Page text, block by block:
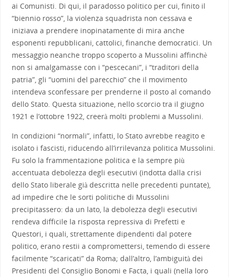
ai Comunisti. Di qui, il paradosso politico per cui, finito il
“biennio rosso”, la violenza squadrista non cessava e
iniziava a prendere inopinatamente di mira anche
esponenti repubblicani, cattolici, finanche democratici. Un
messaggio neanche troppo scoperto a Mussolini affinchè
non si amalgamasse con i “pescecani”, i “traditori della
patria”, gli “uomini del parecchio” che il movimento
intendeva sconfessare per prenderne il posto al comando
dello Stato. Questa situazione, nello scorcio tra il giugno
1921 e l’ottobre 1922, creerà molti problemi a Mussolini.
In condizioni “normali”, infatti, lo Stato avrebbe reagito e
isolato i fascisti, riducendo all’irrilevanza politica Mussolini.
Fu solo la frammentazione politica e la sempre più
accentuata debolezza degli esecutivi (indotta dalla crisi
dello Stato liberale già descritta nelle precedenti puntate),
ad impedire che le sorti politiche di Mussolini
precipitassero: da un lato, la debolezza degli esecutivi
rendeva difficile la risposta repressiva di Prefetti e
Questori, i quali, strettamente dipendenti dal potere
politico, erano restii a compromettersi, temendo di essere
facilmente “scaricati” da Roma; dall’altro, l’ambiguità dei
Presidenti del Consiglio Bonomi e Facta, i quali (nella loro